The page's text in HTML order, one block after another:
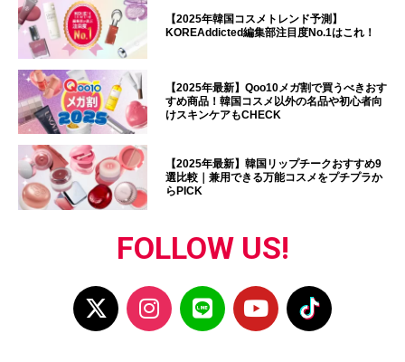
【2025年韓国コスメトレンド予測】
KOREAddicted編集部注目度No.1はこれ！
【2025年最新】Qoo10メガ割で買うべきおす
すめ商品！韓国コスメ以外の名品や初心者向
けスキンケアもCHECK
【2025年最新】韓国リップチークおすすめ9
選比較｜兼用できる万能コスメをプチプラか
らPICK
FOLLOW US!